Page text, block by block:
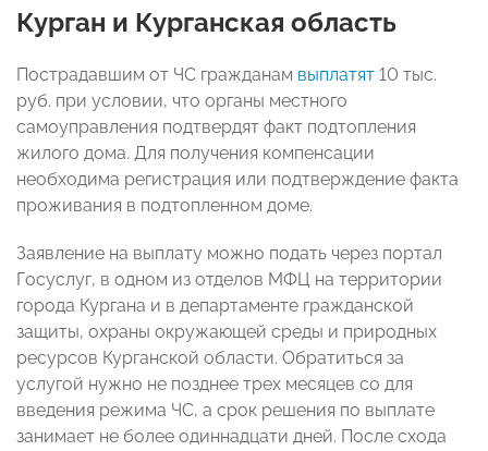
Курган и Курганская область
Пострадавшим от ЧС гражданам выплатят 10 тыс.
руб. при условии, что органы местного
самоуправления подтвердят факт подтопления
жилого дома. Для получения компенсации
необходима регистрация или подтверждение факта
проживания в подтопленном доме.
Заявление на выплату можно подать через портал
Госуслуг, в одном из отделов МФЦ на территории
города Кургана и в департаменте гражданской
защиты, охраны окружающей среды и природных
ресурсов Курганской области. Обратиться за
услугой нужно не позднее трех месяцев со для
введения режима ЧС, а срок решения по выплате
занимает не более одиннадцати дней. После схода